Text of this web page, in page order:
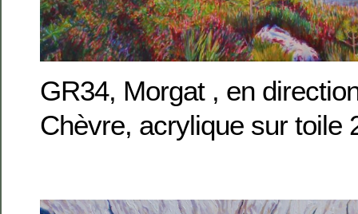
GR34, Morgat , en
Chèvre, acrylique sur toile